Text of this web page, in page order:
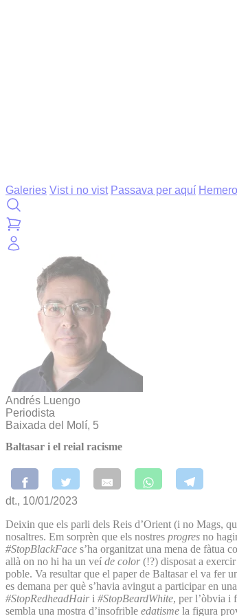
Galeries Vist i no vist Passava per aquí
Andrés Luengo
Periodista
Baixada del Molí, 5
Baltasar i el reial racisme
dt., 10/01/2023
Deixin que els parli dels Reis d’Orient (i no Mags,
nosaltres. Em sorprèn que els nostres progres no
#StopBlackFace s’ha organitzat una mena de fàtua
allà on no hi ha un veí de color(!?) disposat a
poble. Va resultar que el paper de Baltasar el va fer
es demana per què s’havia avingut a participar en
#StopRedheadHairi #StopBeardWhite, per l’òbvia i
sembla una mostra d’insofrible edatisme la figura